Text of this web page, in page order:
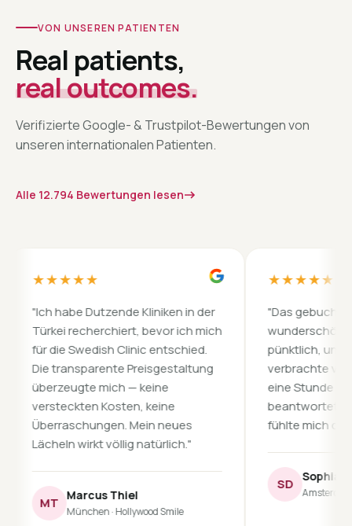
VON UNSEREN PATIENTEN
Real patients,
real outcomes.
Verifizierte Google- & Trustpilot-Bewertungen von
unseren internationalen Patienten.
Alle 12.794 Bewertungen lesen
habe Dutzende Kliniken in der
recherchiert, bevor ich mich
die Swedish Clinic entschied.
transparente Preisgestaltung
mich — keine
Kosten, keine
Mein neues
wirkt völlig natürlich."
Marcus Thiel
München · Hollywood Smile
★★★★★
"Das gebuchte Hotel
wunderschön, die
pünktlich, und mein
verbrachte vor dem
eine Stunde mit mir
beantwortete jede
fühlte mich die
Sophia Dijkstra
Amsterdam ·